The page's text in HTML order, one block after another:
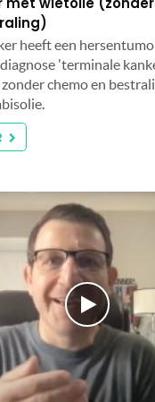
heeft een
'terminale
chemo en